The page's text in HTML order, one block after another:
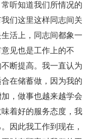
听知道我们所情况的
们这里这样同志间关
活上，同志间都象一
见也是工作上的不
断提高。我一直认为
在储蓄做，因为我的
，做事也越来越学会
着好的服务态度，我
因此我工作到现在，